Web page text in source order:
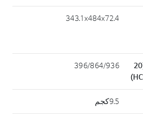
343.1x484x72.4
حشو المنصة النقالة (20
396/864/936
9.5كجم